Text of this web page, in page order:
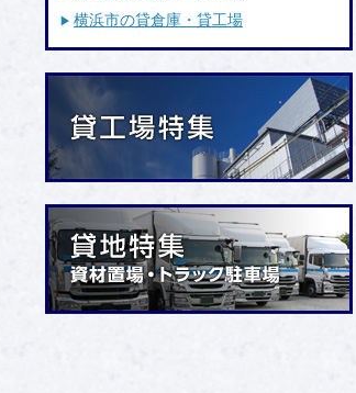
横浜市の貸倉庫・貸工場